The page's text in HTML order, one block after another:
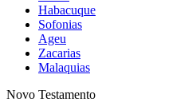
Habacuque
Sofonias
Ageu
Zacarias
Malaquias
Novo Testamento